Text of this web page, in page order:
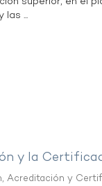
las ...
y la
Acreditación y